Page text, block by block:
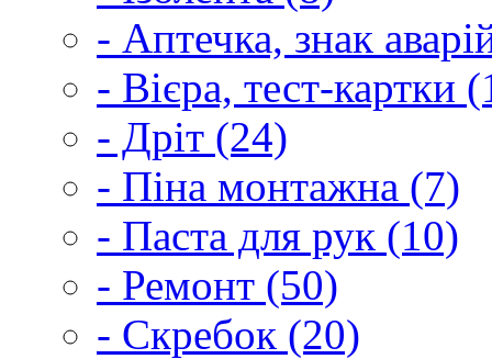
- Аптечка, знак
- Вієра, тест-картки
- Дріт (24)
- Піна монтажна (7)
- Паста для рук (10)
- Ремонт (50)
- Скребок (20)